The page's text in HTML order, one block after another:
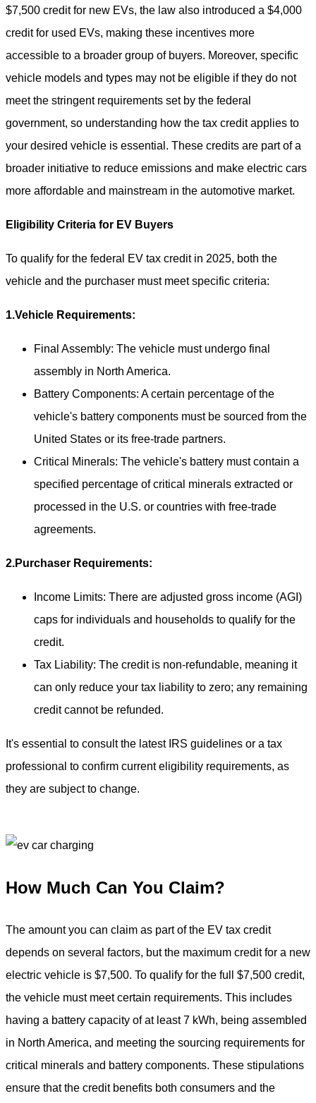
$7,500 credit for new EVs, the law also introduced a $4,000
credit for used EVs, making these incentives more
accessible to a broader group of buyers. Moreover, specific
vehicle models and types may not be eligible if they do not
meet the stringent requirements set by the federal
government, so understanding how the tax credit applies to
your desired vehicle is essential. These credits are part of a
broader initiative to reduce emissions and make electric cars
more affordable and mainstream in the automotive market.
Eligibility Criteria for EV Buyers
To qualify for the federal EV tax credit in 2025, both the
vehicle and the purchaser must meet specific criteria:
1.Vehicle Requirements:
Final Assembly: The vehicle must undergo final
assembly in North America.
Battery Components: A certain percentage of the
vehicle's battery components must be sourced from the
United States or its free-trade partners.
Critical Minerals: The vehicle's battery must contain a
specified percentage of critical minerals extracted or
processed in the U.S. or countries with free-trade
agreements.
2.Purchaser Requirements:
Income Limits: There are adjusted gross income (AGI)
caps for individuals and households to qualify for the
credit.
Tax Liability: The credit is non-refundable, meaning it
can only reduce your tax liability to zero; any remaining
credit cannot be refunded.
It's essential to consult the latest IRS guidelines or a tax
professional to confirm current eligibility requirements, as
they are subject to change.
How Much Can You Claim?
The amount you can claim as part of the EV tax credit
depends on several factors, but the maximum credit for a new
electric vehicle is $7,500. To qualify for the full $7,500 credit,
the vehicle must meet certain requirements. This includes
having a battery capacity of at least 7 kWh, being assembled
in North America, and meeting the sourcing requirements for
critical minerals and battery components. These stipulations
ensure that the credit benefits both consumers and the